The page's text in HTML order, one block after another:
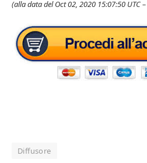
(alla data del Oct 02, 2020 15:07:50 UTC –
Diffusore